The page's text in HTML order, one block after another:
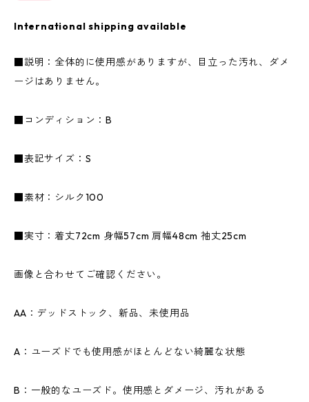
International shipping available
■説明：全体的に使用感がありますが、目立った汚れ、ダメ
ージはありません。
■コンディション：B
■表記サイズ：S
■素材：シルク100
■実寸：着丈72cm 身幅57cm 肩幅48cm 袖丈25cm
画像と合わせてご確認ください。
AA：デッドストック、新品、未使用品
A：ユーズドでも使用感がほとんどない綺麗な状態
B：一般的なユーズド。使用感とダメージ、汚れがある